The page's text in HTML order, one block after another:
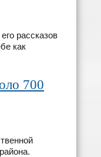
рассказов
как
700